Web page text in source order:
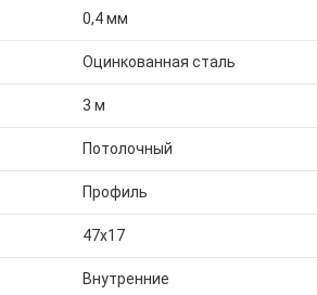
0,4 мм
Оцинкованная сталь
3 м
Потолочный
Профиль
47х17
Внутренние